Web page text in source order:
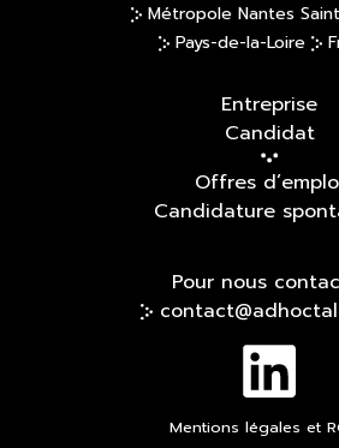
Métropole Nantes
Pays-de-la-Loire
Entreprise
Candidat
Offres
Candidature
Pour nous
Mentions légales et